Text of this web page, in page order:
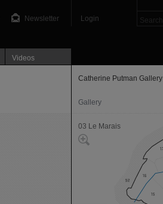
Login
Newsletter
Videos
Catherine Putman Gallery
Gallery
03 Le Marais